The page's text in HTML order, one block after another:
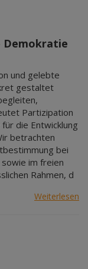
und gelebte
gestaltet
Partizipation
die Entwicklung
betrachten
bei
im freien
Rahmen, d
Weiterlesen